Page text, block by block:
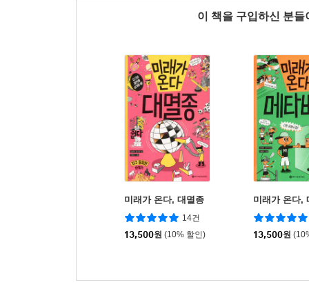
이 책을 구입하신 분
미래가 온다, 대멸종
14건
13,500원 (10% 할인)
미래가 온다,
13,500원